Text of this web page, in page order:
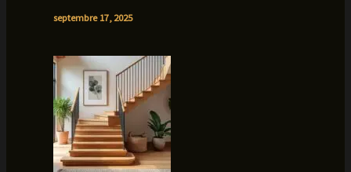
septembre 17, 2025